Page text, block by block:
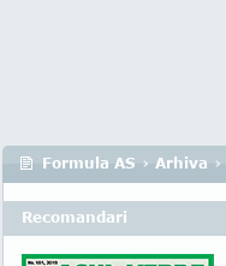
Formula AS › Arhiva ›
Recomandari